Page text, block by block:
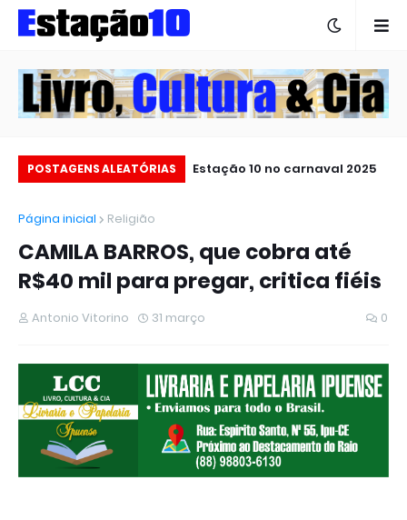
POSTAGENS ALEATÓRIAS Estação 10 no carnaval 2025
Escola Auton Aragão celebra
Página inicial
Religião
CAMILA BARROS, que cobra até
R$40 mil para pregar, critica fiéis
Antonio Vitorino 31 março 0